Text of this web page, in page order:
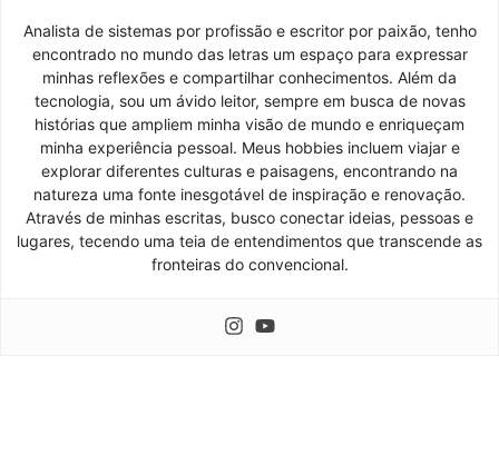
Analista de sistemas por profissão e escritor por paixão, tenho
encontrado no mundo das letras um espaço para expressar
minhas reflexões e compartilhar conhecimentos. Além da
tecnologia, sou um ávido leitor, sempre em busca de novas
histórias que ampliem minha visão de mundo e enriqueçam
minha experiência pessoal. Meus hobbies incluem viajar e
explorar diferentes culturas e paisagens, encontrando na
natureza uma fonte inesgotável de inspiração e renovação.
Através de minhas escritas, busco conectar ideias, pessoas e
lugares, tecendo uma teia de entendimentos que transcende as
fronteiras do convencional.